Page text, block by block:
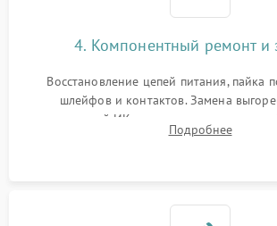
4. Компонентный ремонт и
Восстановление цепей питания, пайка
шлейфов и контактов. Замена
неисправной ИК-подсветки или матрицы.
очистка плат и удаление загрязнений с
Подробнее